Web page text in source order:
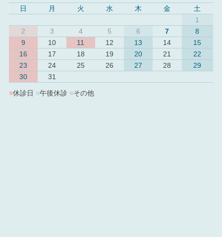
日
月 火 水 木 金
土
1
2
3 4 5 6 7
8
9
10 11 12 13 14
15
16
17 18 19 20 21
22
23
24 25 26 27 28
29
30
31
■休診日 ■午後休診 その他